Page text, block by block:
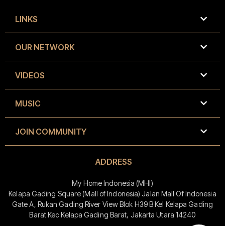
LINKS
OUR NETWORK
VIDEOS
MUSIC
JOIN COMMUNITY
ADDRESS
My Home Indonesia (MHI)
Kelapa Gading Square (Mall of Indonesia) Jalan Mall Of Indonesia
Gate A, Rukan Gading River View Blok H39 B Kel Kelapa Gading
Barat Kec Kelapa Gading Barat, Jakarta Utara 14240